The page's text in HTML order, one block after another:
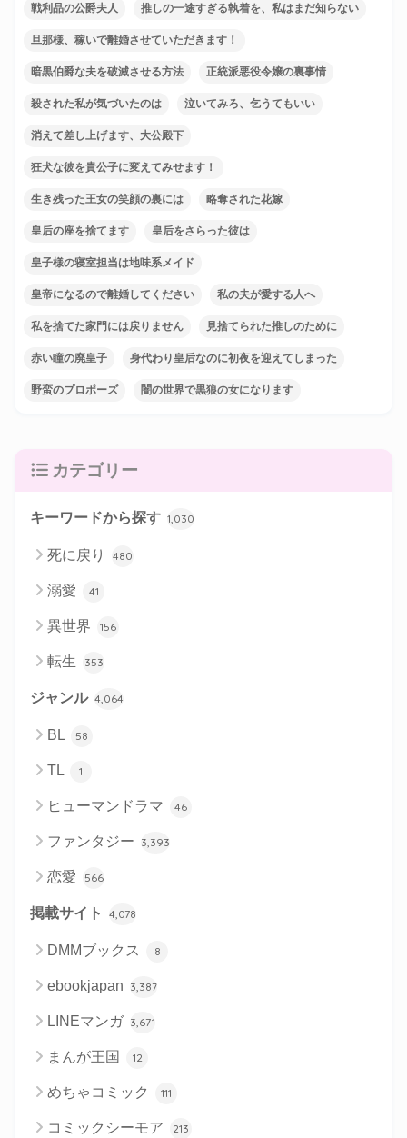
戦利品の公爵夫人 推しの一途すぎる執着を、私はまだ知らない
旦那様、稼いで離婚させていただきます！
暗黒伯爵な夫を破滅させる方法 正統派悪役令嬢の裏事情
殺された私が気づいたのは 泣いてみろ、乞うてもいい
消えて差し上げます、大公殿下
狂犬な彼を貴公子に変えてみせます！
生き残った王女の笑顔の裏には 略奪された花嫁
皇后の座を捨てます 皇后をさらった彼は
皇子様の寝室担当は地味系メイド
皇帝になるので離婚してください 私の夫が愛する人へ
私を捨てた家門には戻りません 見捨てられた推しのために
赤い瞳の廃皇子 身代わり皇后なのに初夜を迎えてしまった
野蛮のプロポーズ 闇の世界で黒狼の女になります
カテゴリー
キーワードから探す 1,030
死に戻り 480
溺愛 41
異世界 156
転生 353
ジャンル 4,064
BL 58
TL 1
ヒューマンドラマ 46
ファンタジー 3,393
恋愛 566
掲載サイト 4,078
DMMブックス 8
ebookjapan 3,387
LINEマンガ 3,671
まんが王国 12
めちゃコミック 111
コミックシーモア 213